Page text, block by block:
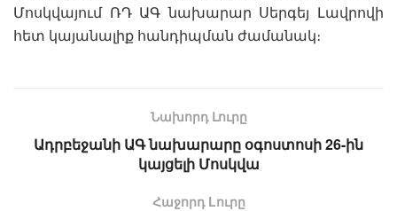
Մոսկվայում ՌԴ ԱԳ նախարար Սերգեյ Լավրովի
հետ կայանալիք հանդիպման ժամանակ։
Նախորդ Լուրը
Ադրբեջանի ԱԳ նախարարը օգոստոսի 26-ին
կայցելի Մոսկվա
Հաջորդ Lուրը